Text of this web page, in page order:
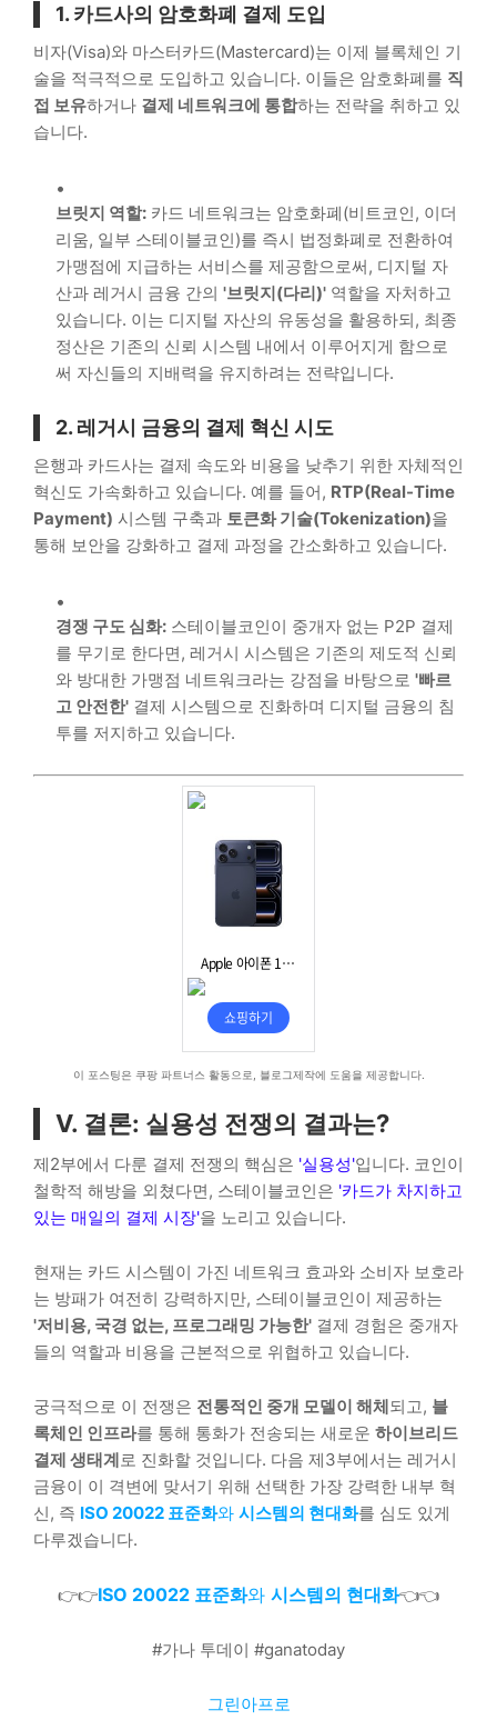
1. 카드사의 암호화폐 결제 도입
비자(Visa)와 마스터카드(Mastercard)는 이제 블록체인 기
술을 적극적으로 도입하고 있습니다. 이들은 암호화폐를 직
접 보유하거나 결제 네트워크에 통합하는 전략을 취하고 있
습니다.
브릿지 역할: 카드 네트워크는 암호화폐(비트코인, 이더
리움, 일부 스테이블코인)를 즉시 법정화폐로 전환하여
가맹점에 지급하는 서비스를 제공함으로써, 디지털 자
산과 레거시 금융 간의 '브릿지(다리)' 역할을 자처하고
있습니다. 이는 디지털 자산의 유동성을 활용하되, 최종
정산은 기존의 신뢰 시스템 내에서 이루어지게 함으로
써 자신들의 지배력을 유지하려는 전략입니다.
2. 레거시 금융의 결제 혁신 시도
은행과 카드사는 결제 속도와 비용을 낮추기 위한 자체적인
혁신도 가속화하고 있습니다. 예를 들어, RTP(Real-Time
Payment) 시스템 구축과 토큰화 기술(Tokenization)을
통해 보안을 강화하고 결제 과정을 간소화하고 있습니다.
경쟁 구도 심화: 스테이블코인이 중개자 없는 P2P 결제
를 무기로 한다면, 레거시 시스템은 기존의 제도적 신뢰
와 방대한 가맹점 네트워크라는 강점을 바탕으로 '빠르
고 안전한' 결제 시스템으로 진화하며 디지털 금융의 침
투를 저지하고 있습니다.
이 포스팅은 쿠팡 파트너스 활동으로, 블로그제작에 도움을 제공합니다.
V. 결론: 실용성 전쟁의 결과는?
제2부에서 다룬 결제 전쟁의 핵심은 '실용성'입니다. 코인이
철학적 해방을 외쳤다면, 스테이블코인은 '카드가 차지하고
있는 매일의 결제 시장'을 노리고 있습니다.
현재는 카드 시스템이 가진 네트워크 효과와 소비자 보호라
는 방패가 여전히 강력하지만, 스테이블코인이 제공하는
'저비용, 국경 없는, 프로그래밍 가능한' 결제 경험은 중개자
들의 역할과 비용을 근본적으로 위협하고 있습니다.
궁극적으로 이 전쟁은 전통적인 중개 모델이 해체되고, 블
록체인 인프라를 통해 통화가 전송되는 새로운 하이브리드
결제 생태계로 진화할 것입니다. 다음 제3부에서는 레거시
금융이 이 격변에 맞서기 위해 선택한 가장 강력한 내부 혁
신, 즉 ISO 20022 표준화와 시스템의 현대화를 심도 있게
다루겠습니다.
👉👉ISO 20022 표준화와 시스템의 현대화👈👈
#가나 투데이 #ganatoday
그린아프로